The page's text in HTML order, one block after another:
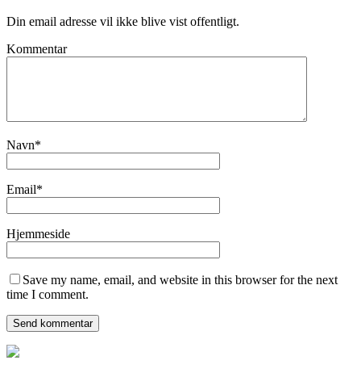
Din email adresse vil ikke blive vist offentligt.
Kommentar
Navn*
Email*
Hjemmeside
Save my name, email, and website in this browser for the next
time I comment.